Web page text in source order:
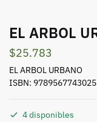
EL ARBOL
$25.783
EL ARBOL URBANO
ISBN: 9789567743025
4 disponibles